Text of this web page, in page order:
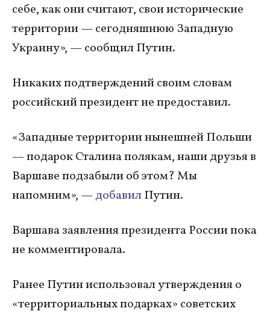
себе, как они считают, свои исторические
территории — сегодняшнюю Западную
Украину», — сообщил Путин.
Никаких подтверждений своим словам
российский президент не предоставил.
«Западные территории нынешней Польши
— подарок Сталина полякам, наши друзья в
Варшаве подзабыли об этом? Мы
напомним», —добавилПутин.
Варшава заявления президента России пока
не комментировала.
Ранее Путин использовал утверждения о
«территориальных подарках» советских